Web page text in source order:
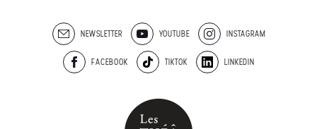
NEWSLETTER YOUTUBE INSTAGRAM
FACEBOOK TIKTOK LINKEDIN